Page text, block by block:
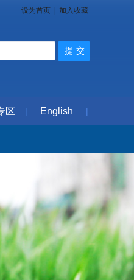
设为首页 加入收藏
区 | English |